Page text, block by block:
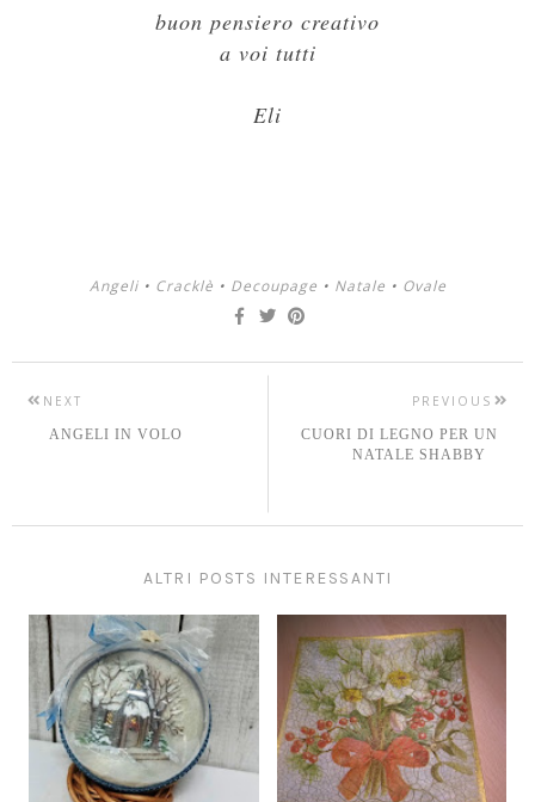
buon pensiero creativo
a voi tutti
Eli
Angeli• Cracklè • Decoupage • Natale • Ovale
PREVIOUS
CUORI DI LEGNO PER UN
NATALE SHABBY
NEXT
ANGELI IN VOLO
ALTRI POSTS INTERESSANTI